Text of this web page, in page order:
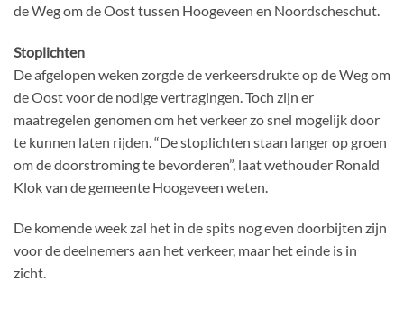
de Weg om de Oost tussen Hoogeveen en Noordscheschut.
Stoplichten
De afgelopen weken zorgde de verkeersdrukte op de Weg om
de Oost voor de nodige vertragingen. Toch zijn er
maatregelen genomen om het verkeer zo snel mogelijk door
te kunnen laten rijden. “De stoplichten staan langer op groen
om de doorstroming te bevorderen”, laat wethouder Ronald
Klok van de gemeente Hoogeveen weten.
De komende week zal het in de spits nog even doorbijten zijn
voor de deelnemers aan het verkeer, maar het einde is in
zicht.